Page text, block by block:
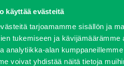
käyttää evästeitä
tarjoamamme sisällön ja
tukemiseen ja
analytiikka-alan
voivat yhdistää näitä tietoja
Huolto ja varaosat